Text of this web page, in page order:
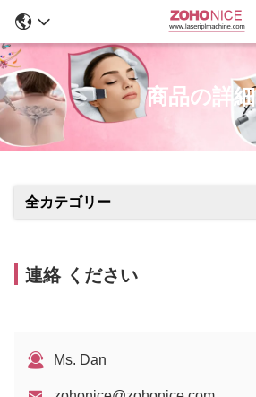
商品の詳細
全カテゴリー
連絡 ください
Ms. Dan